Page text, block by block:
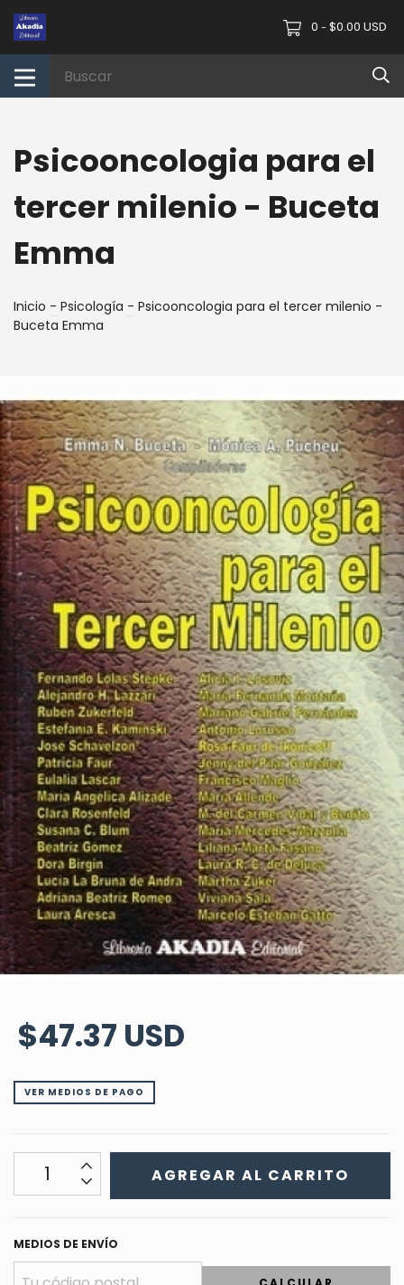
0 - $0.00 USD
Psicooncologia para el
tercer milenio - Buceta
Emma
Inicio - Psicología - Psicooncologia para el tercer milenio -
Buceta Emma
$47.37 USD
VER MEDIOS DE PAGO
MEDIOS DE ENVÍO